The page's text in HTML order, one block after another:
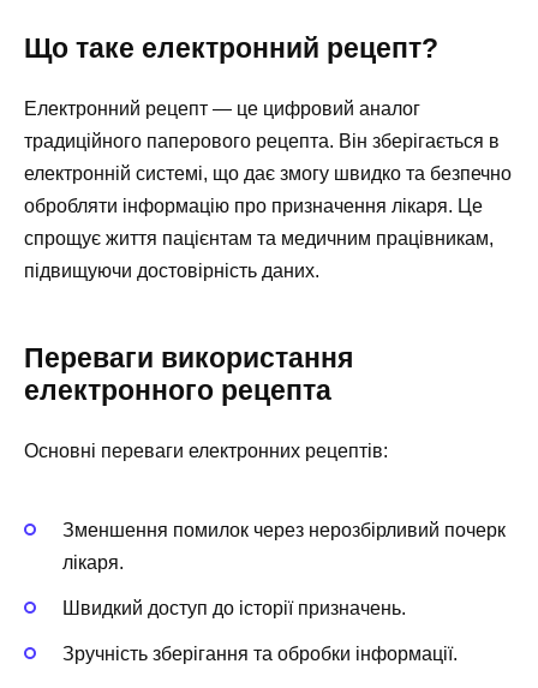
Що таке електронний рецепт?
Електронний рецепт — це цифровий аналог
традиційного паперового рецепта. Він зберігається в
електронній системі, що дає змогу швидко та безпечно
обробляти інформацію про призначення лікаря. Це
спрощує життя пацієнтам та медичним працівникам,
підвищуючи достовірність даних.
Переваги використання
електронного рецепта
Основні переваги електронних рецептів:
Зменшення помилок через нерозбірливий почерк
лікаря.
Швидкий доступ до історії призначень.
Зручність зберігання та обробки інформації.